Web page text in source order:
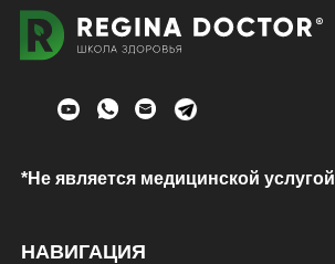
*Не является медицинской услугой
НАВИГАЦИЯ